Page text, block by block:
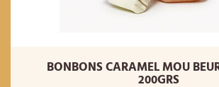
BONBONS CARAMEL MOU
200GRS